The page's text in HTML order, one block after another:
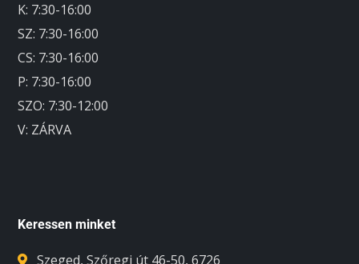
K: 7:30-16:00
SZ: 7:30-16:00
CS: 7:30-16:00
P: 7:30-16:00
SZO: 7:30-12:00
V: ZÁRVA
Keressen minket
Szeged, Szőregi út 46-50, 6726